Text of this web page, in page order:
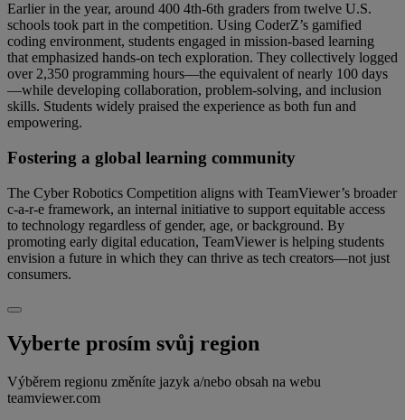
Earlier in the year, around 400 4th-6th graders from twelve U.S.
schools took part in the competition. Using CoderZ’s gamified
coding environment, students engaged in mission-based learning
that emphasized hands-on tech exploration. They collectively logged
over 2,350 programming hours—the equivalent of nearly 100 days
—while developing collaboration, problem-solving, and inclusion
skills. Students widely praised the experience as both fun and
empowering.
Fostering a global learning community
The Cyber Robotics Competition aligns with TeamViewer’s broader
c-a-r-e framework, an internal initiative to support equitable access
to technology regardless of gender, age, or background. By
promoting early digital education, TeamViewer is helping students
envision a future in which they can thrive as tech creators—not just
consumers.
Vyberte prosím svůj region
Výběrem regionu změníte jazyk a/nebo obsah na webu
teamviewer.com